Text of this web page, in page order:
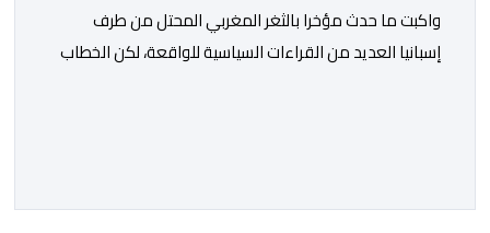
واكبت ما حدث مؤخرا بالثغر المغربي المحتل من طرف
إسبانيا العديد من القراءات السياسية للواقعة، لكن الخطاب
الرشحين للهجرة غير النظامية، وعلى حساب […]